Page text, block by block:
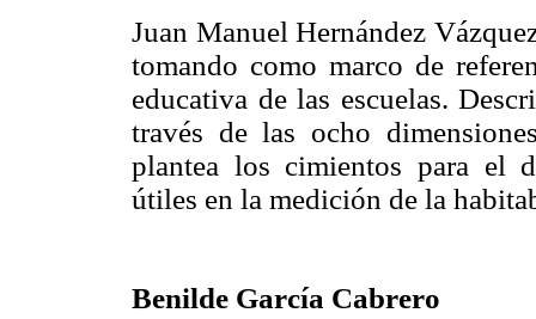
Juan Manuel Hernández
tomando como marco de
educativa de las escuelas.
través de las ocho
plantea los cimientos para el
útiles en la medición de la
Benilde García Cabrero